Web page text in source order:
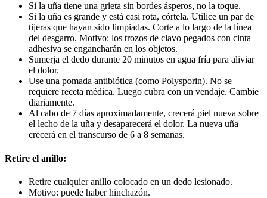
Si la uña tiene una grieta sin bordes ásperos, no la toque.
Si la uña es grande y está casi rota, córtela. Utilice un par de
tijeras que hayan sido limpiadas. Corte a lo largo de la línea
del desgarro. Motivo: los trozos de clavo pegados con cinta
adhesiva se engancharán en los objetos.
Sumerja el dedo durante 20 minutos en agua fría para aliviar
el dolor.
Use una pomada antibiótica (como Polysporin). No se
requiere receta médica. Luego cubra con un vendaje. Cambie
diariamente.
Al cabo de 7 días aproximadamente, crecerá piel nueva sobre
el lecho de la uña y desaparecerá el dolor. La nueva uña
crecerá en el transcurso de 6 a 8 semanas.
Retire el anillo:
Retire cualquier anillo colocado en un dedo lesionado.
Motivo: puede haber hinchazón.